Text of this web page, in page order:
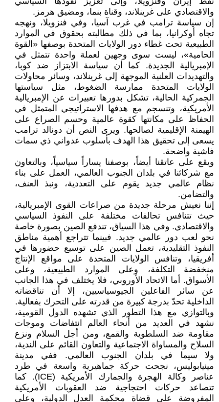
والاقتصادي على غرينلاند، وقناة بنما، ومضيق هرمز.
إن سياسة ترامب في غرب آسيا، وفي فنزويلا، ونهجه
تجاه أوكرانيا، بما في ذلك مطالبته بحقوق في الموارد
الطبيعية تحت غطاء دور الولايات المتحدة بوصفها «القوة
الحامية»، ليست سوى وجهين لعملة واحدة تتمثل في
الإمبريالية الجديدة. كما أن سياسة الابتزاز ضد كوبا،
والتهديدات العلنية الموجهة إلى غرينلاند، وسائر محاولات
الولايات المتحدة ممارسة الضغوط، مثل سياستها
الجمركية الحالية، تشكل بدورها تعبيرات عن الإمبريالية
الأمريكية، وتنسجم مع هدفها الاستراتيجي المتمثل في
الحفاظ على مكانتها كقوة عالمية وحسم الصراع على
الهيمنة الإقليمية لصالحها. ويرى النص أن دونالد ترامب
يسعى إلى تحقيق هذا الهدف بأسلوب عدواني ذي سمات
فاشية واضحة.
ويقع على عاتقنا أيضاً، بوصفنا يساراً سياسياً، وبالتعاون
مع شركائنا في بلدان الجنوب العالمي، العمل على بناء
نظام عالمي جديد يقوم على التعددية، ونبذ العنف،
والتضامن.
إننا نعيش مرحلة جديدة من صراعات القوى الإمبريالية،
حيث تتنافس تحالفات مختلفة على النفوذ السياسي
والاقتصادي. وفي هذا السياق، تندفع الصين بصورة خاصة
نحو لعب دور عالمي جديد. فبينما تتراجع أهمية مناطق
النفوذ التقليدية، تعمل الصين على توسيع حضورها في
أفريقيا، وتنافس الولايات المتحدة على مواقع الإنتاج
منخفضة التكلفة، وعلى الموارد الطبيعية، وعلى
الأسواق. أما الاتحاد الأوروبي، فلا يختلف في هذا الجانب
عن سائر الفاعلين الجيوسياسيين، إلا أن تناقضاته
الداخلية تحدّ بدرجة كبيرة من قدرته على التحرك بفعالية.
وبالتوازي مع هذا التطور الذي تشهده الدول القومية،
نشهد في العديد من أنحاء العالم انتفاضات وموجات
مقاومة ضد السلطوية والقمع، ومن أجل السلام ونزع
السلاح والمساواة الاجتماعية والتعاون القائم على الندية،
ولا سيما في بلدان الجنوب العالمي. ففي مدينة
مينيابوليس، نجحت حركة جماهيرية واسعة في طرد
عناصر وكالة الهجرة والجمارك الأمريكية (ICE). كما
تتصاعد حركات احتجاجية ضد العقوبات الأمريكية
المفروضة على قضاة محكمة العدل الدولية، وعلى